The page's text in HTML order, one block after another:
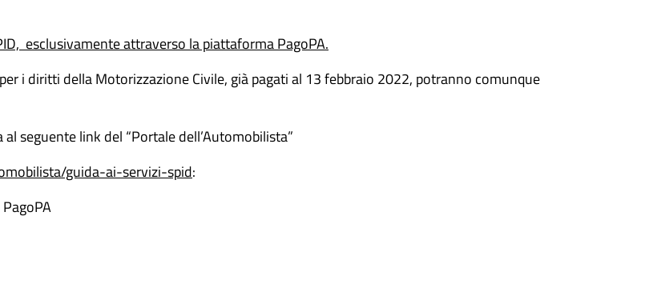
esclusivamente attraverso la piattaforma PagoPA.
i diritti della Motorizzazione Civile, già pagati al 13 febbraio 2022, potranno comunque
seguente link del “Portale dell’Automobilista”
guida-ai-servizi-spid: